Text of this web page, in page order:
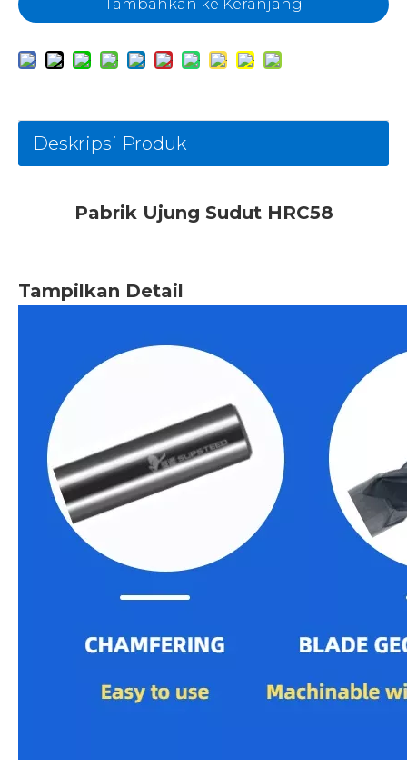
Tambahkan ke Keranjang
Deskripsi Produk
Pabrik Ujung Sudut HRC58
Tampilkan Detail